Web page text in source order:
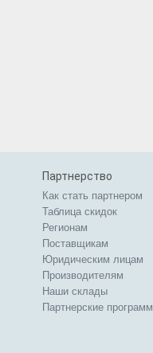
Партнерство
Как стать партнером
Таблица скидок
Регионам
Поставщикам
Юридическим лицам
Производителям
Наши склады
Партнерские